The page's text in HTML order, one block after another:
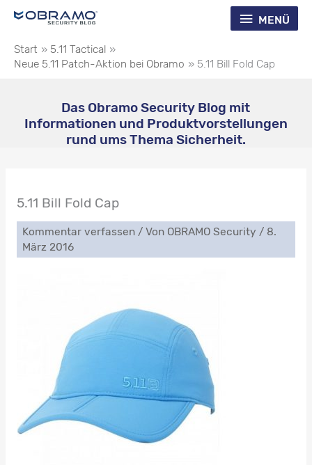
Inhalt
Menü
MENÜ
Start
5.11 Tactical
Neue 5.11 Patch-Aktion bei Obramo
5.11 Bill Fold Cap
Das Obramo Security Blog mit
Informationen und Produktvorstellungen
rund ums Thema Sicherheit.
5.11 Bill Fold Cap
Kommentar verfassen / Von OBRAMO Security / 8.
März 2016